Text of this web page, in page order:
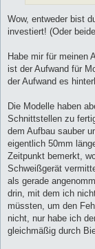
Wow, entweder bist
investiert! (Oder
Habe mir für meinen
ist der Aufwand für
der Aufwand es
Die Modelle haben
Schnittstellen zu
dem Aufbau sauber
eigentlich 50mm
Zeitpunkt bemerkt,
Schweißgerät
als gerade
drin, mit dem ich
müssten, um den
nicht, nur habe ich
gleichmäßig durch